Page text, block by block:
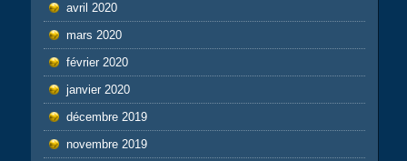
avril 2020
mars 2020
février 2020
janvier 2020
décembre 2019
novembre 2019